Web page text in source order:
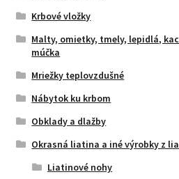
Krbové vložky
Malty, omietky, tmely, lepidlá,
múčka
Mriežky teplovzdušné
Nábytok ku krbom
Obklady a dlažby
Okrasná liatina a iné výrobky z
Liatinové nohy